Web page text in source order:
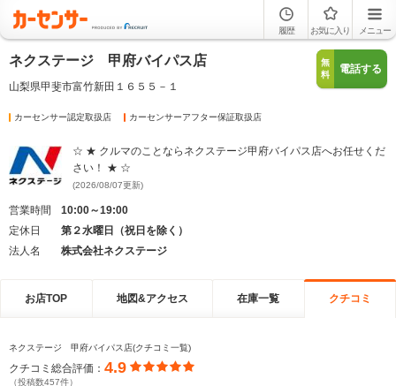
履歴 お気に入り メニュー
ネクステージ 甲府バイパス店
山梨県甲斐市富竹新田１６５５－１
無
料
電話する
カーセンサー認定取扱店 カーセンサーアフター保証取扱店
☆ ★ クルマのことならネクステージ甲府バイパス店へお任せくだ
さい！ ★ ☆
(2026/08/07更新)
営業時間
10:00～19:00
定休日
第２水曜日（祝日を除く）
法人名
株式会社ネクステージ
お店TOP 地図&アクセス 在庫一覧 クチコミ
ネクステージ 甲府バイパス店(クチコミ一覧)
クチコミ総合評価： 4.9
（投稿数457件）